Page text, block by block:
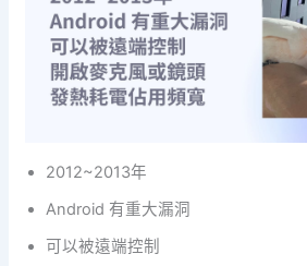
2012~2013年
Android 有重大漏洞
可以被遠端控制